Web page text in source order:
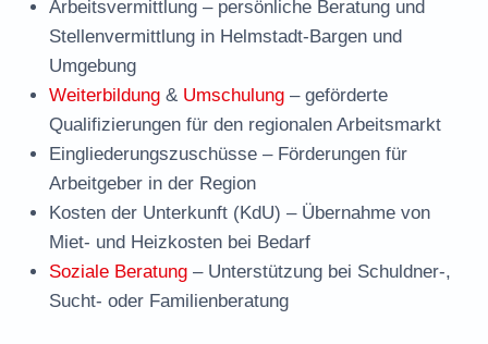
Arbeitsvermittlung – persönliche Beratung und
Stellenvermittlung in Helmstadt-Bargen und
Umgebung
Weiterbildung & Umschulung – geförderte
Qualifizierungen für den regionalen Arbeitsmarkt
Eingliederungszuschüsse – Förderungen für
Arbeitgeber in der Region
Kosten der Unterkunft (KdU) – Übernahme von
Miet- und Heizkosten bei Bedarf
Soziale Beratung – Unterstützung bei Schuldner-,
Sucht- oder Familienberatung